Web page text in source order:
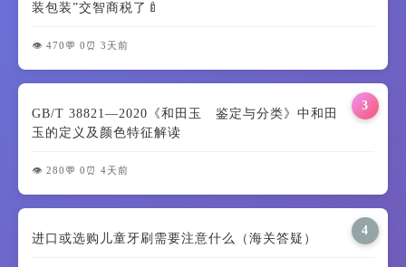
装包装”交智商税了🍼
👁️ 470 💬 0 ⏰ 3天前
3
GB/T 38821—2020《和田玉 鉴定与分类》中和田
玉的定义及颜色特征解读
👁️ 280 💬 0 ⏰ 4天前
4
进口或选购儿童牙刷需要注意什么（海关答疑）